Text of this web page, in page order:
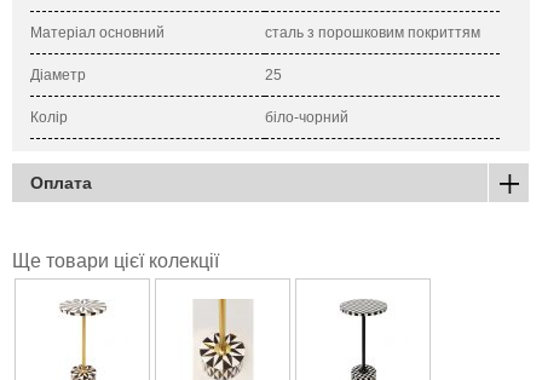
Матеріал основний сталь з порошковим покриттям
Діаметр 25
Колір біло-чорний
Оплата
Ще товари цієї колекції